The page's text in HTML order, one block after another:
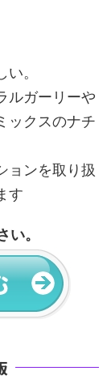
。
ルガーリーや
ックスのナチ
ョンを取り扱
す
。